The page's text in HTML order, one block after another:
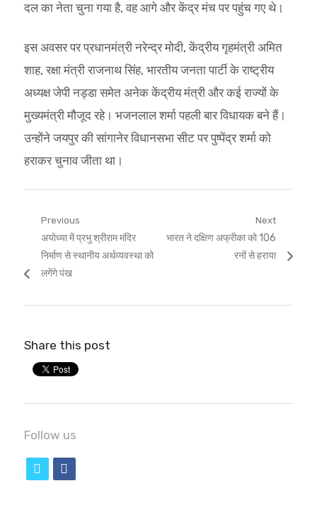
दल का नेता चुना गया है, वह आगे और केंद्र मंच पर पहुंच गए थे।
इस अवसर पर प्रधानमंत्री नरेन्द्र मोदी, केंद्रीय गृहमंत्री अमित
शाह, रक्षा मंत्री राजनाथ सिंह, भारतीय जनता पार्टी के राष्ट्रीय
अध्यक्ष जेपी नड्डा समेत अनेक केंद्रीय मंत्री और कई राज्यों के
मुख्यमंत्री मौजूद रहे। भजनलाल शर्मा पहली बार विधायक बने हैं।
उन्होंने जयपुर की सांगानेर विधानसभा सीट पर पुष्पेंद्र शर्मा को
हराकर चुनाव जीता था।
Post
navigation
Previous
Previous
post:
अयोध्या में प्रभु श्रीराम मंदिर
निर्माण से स्थानीय अर्थव्यवस्था को
लगेंगे पंख
Next
Next
भारत ने दक्षिण अफ्रीका को 106
रनों से हराया
Share this post
Follow us